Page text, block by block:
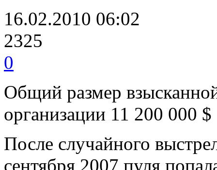
16.02.2010 06:02
2325
0
Общий размер
организации 11 200 000 $
После случайного
сентября 2007 пуля